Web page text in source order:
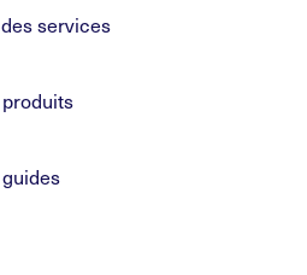
services